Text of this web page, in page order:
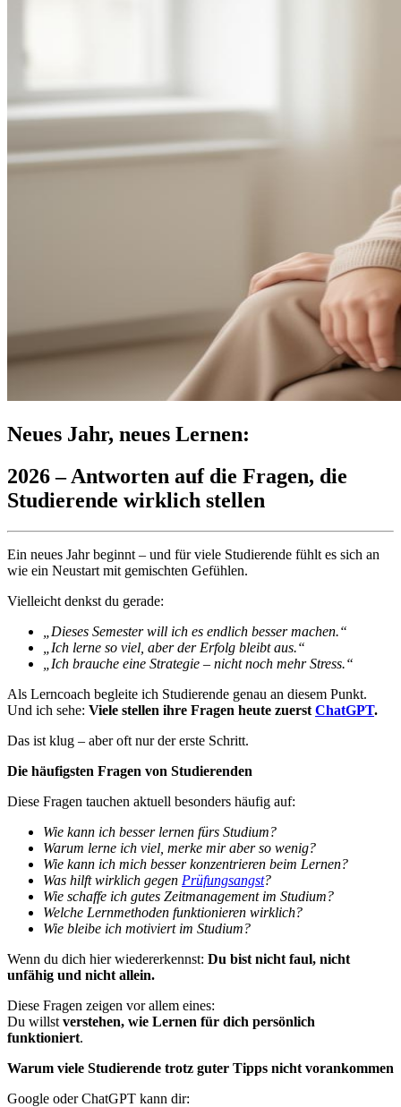
Neues Jahr, neues Lernen:
2026 – Antworten auf die Fragen, die
Studierende wirklich stellen
Ein neues Jahr beginnt – und für viele Studierende fühlt es sich an
wie ein Neustart mit gemischten Gefühlen.
Vielleicht denkst du gerade:
„Dieses Semester will ich es endlich besser machen.“
„Ich lerne so viel, aber der Erfolg bleibt aus.“
„Ich brauche eine Strategie – nicht noch mehr Stress.“
Als Lerncoach begleite ich Studierende genau an diesem Punkt.
Und ich sehe: Viele stellen ihre Fragen heute zuerst ChatGPT.
Das ist klug – aber oft nur der erste Schritt.
Die häufigsten Fragen von Studierenden
Diese Fragen tauchen aktuell besonders häufig auf:
Wie kann ich besser lernen fürs Studium?
Warum lerne ich viel, merke mir aber so wenig?
Wie kann ich mich besser konzentrieren beim Lernen?
Was hilft wirklich gegen Prüfungsangst?
Wie schaffe ich gutes Zeitmanagement im Studium?
Welche Lernmethoden funktionieren wirklich?
Wie bleibe ich motiviert im Studium?
Wenn du dich hier wiedererkennst: Du bist nicht faul, nicht
unfähig und nicht allein.
Diese Fragen zeigen vor allem eines:
Du willst verstehen, wie Lernen für dich persönlich
funktioniert.
Warum viele Studierende trotz guter Tipps nicht vorankommen
Google oder ChatGPT kann dir: